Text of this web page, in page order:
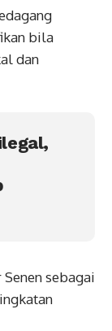
bila
dan
sebagai